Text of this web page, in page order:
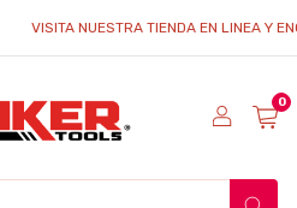
VISITA NUESTRA TIENDA EN LINEA Y
0